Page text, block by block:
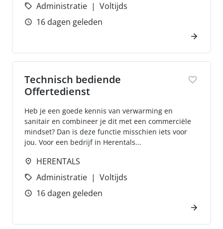
Administratie
Voltijds
16 dagen geleden
Technisch bediende
Offertedienst
Heb je een goede kennis van verwarming en
sanitair en combineer je dit met een commerciële
mindset? Dan is deze functie misschien iets voor
jou. Voor een bedrijf in Herentals...
HERENTALS
Administratie
Voltijds
16 dagen geleden